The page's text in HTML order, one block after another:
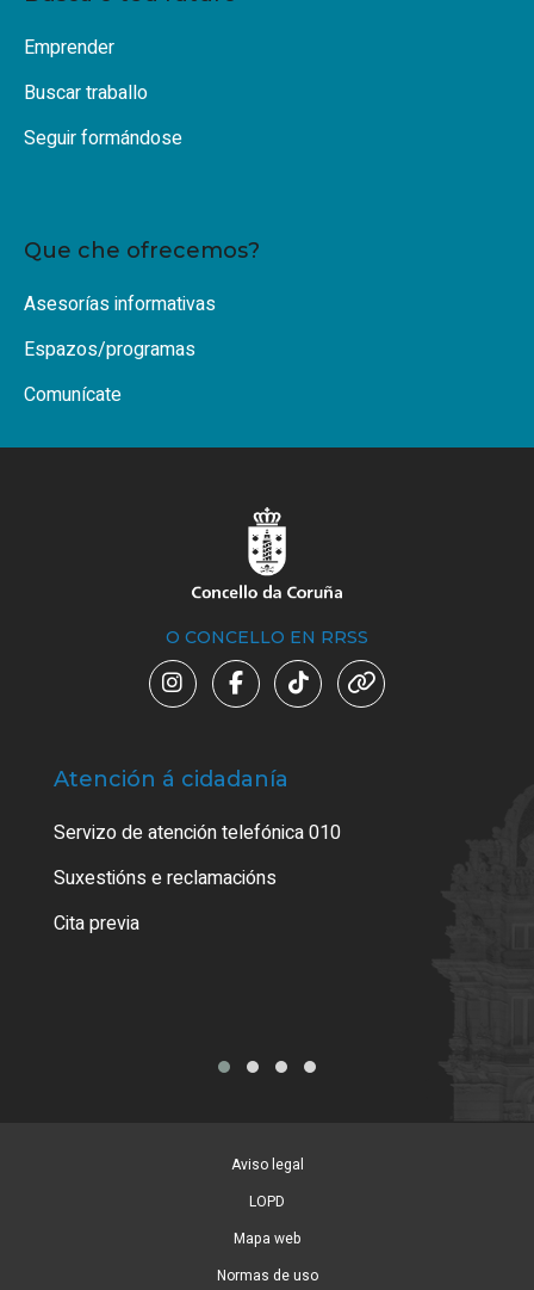
Emprender
Buscar traballo
Seguir formándose
Que che ofrecemos?
Asesorías informativas
Espazos/programas
Comunícate
O CONCELLO EN RRSS
Atención á cidadanía
Servizo de atención telefónica 010
Suxestións e reclamacións
Cita previa
Aviso legal
LOPD
Mapa web
Normas de uso